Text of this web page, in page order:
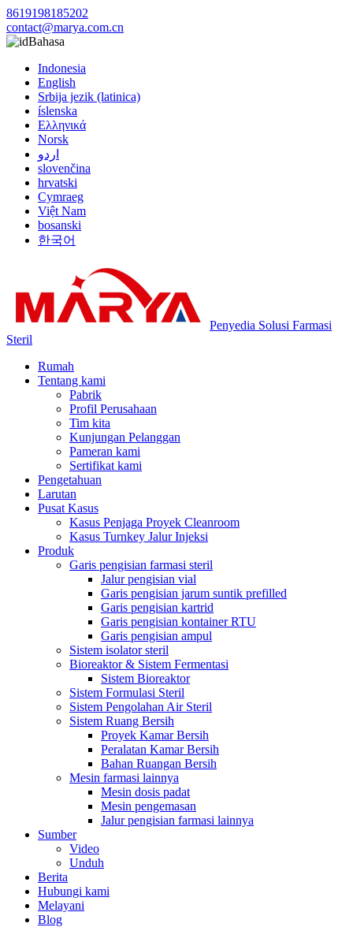
8619198185202
contact@marya.com.cn
Bahasa
Indonesia
English
Srbija jezik (latinica)
íslenska
Ελληνικά
Norsk
اردو
slovenčina
hrvatski
Cymraeg
Việt Nam
bosanski
한국어
Penyedia Solusi Farmasi
Steril
Rumah
Tentang kami
Pabrik
Profil Perusahaan
Tim kita
Kunjungan Pelanggan
Pameran kami
Sertifikat kami
Pengetahuan
Larutan
Pusat Kasus
Kasus Penjaga Proyek Cleanroom
Kasus Turnkey Jalur Injeksi
Produk
Garis pengisian farmasi steril
Jalur pengisian vial
Garis pengisian jarum suntik prefilled
Garis pengisian kartrid
Garis pengisian kontainer RTU
Garis pengisian ampul
Sistem isolator steril
Bioreaktor & Sistem Fermentasi
Sistem Bioreaktor
Sistem Formulasi Steril
Sistem Pengolahan Air Steril
Sistem Ruang Bersih
Proyek Kamar Bersih
Peralatan Kamar Bersih
Bahan Ruangan Bersih
Mesin farmasi lainnya
Mesin dosis padat
Mesin pengemasan
Jalur pengisian farmasi lainnya
Sumber
Video
Unduh
Berita
Hubungi kami
Melayani
Blog